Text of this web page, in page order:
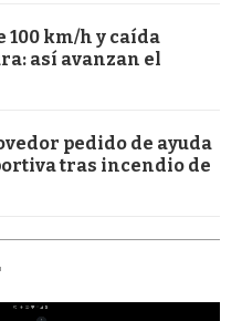
100 km/h y caída
así avanzan el
pedido de ayuda
tras incendio de